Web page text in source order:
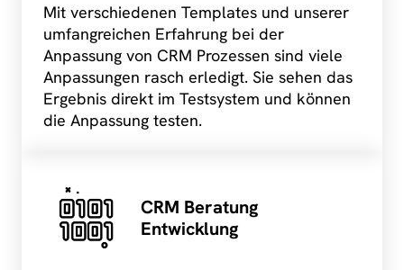
Mit verschiedenen Templates und unserer
umfangreichen Erfahrung bei der
Anpassung von CRM Prozessen sind viele
Anpassungen rasch erledigt. Sie sehen das
Ergebnis direkt im Testsystem und können
die Anpassung testen.
CRM Beratung
Entwicklung